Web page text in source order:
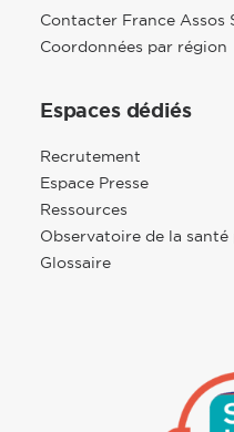
Contacter France Assos
Coordonnées par région
Espaces dédiés
Recrutement
Espace Presse
Ressources
Observatoire de la santé
Glossaire